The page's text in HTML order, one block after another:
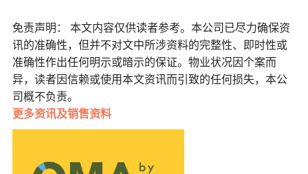
免责声明： 本文内容仅供读者参考。本公司已尽力确保资
讯的准确性，但并不对文中所涉资料的完整性、即时性或
准确性作出任何明示或暗示的保证。物业状况因个案而
异，读者因信赖或使用本文资讯而引致的任何损失，本公
司概不负责。
更多资讯及销售资料